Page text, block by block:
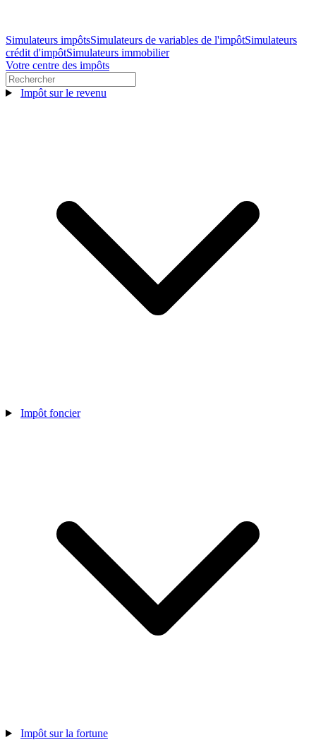
Simulateurs impôtsSimulateurs de variables de l'impôtSimulateurs
crédit d'impôtSimulateurs immobilier
Votre centre des impôts
Impôt sur le revenu
Impôt foncier
Impôt sur la fortune